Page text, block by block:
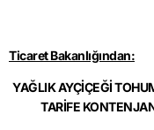
Ticaret Bakanlığından:
YAĞLIK AYÇİÇEĞİ
TARİFE